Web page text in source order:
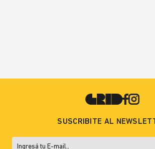
SUSCRIBITE AL